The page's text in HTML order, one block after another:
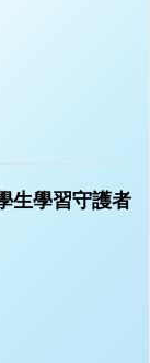
生學習守護者